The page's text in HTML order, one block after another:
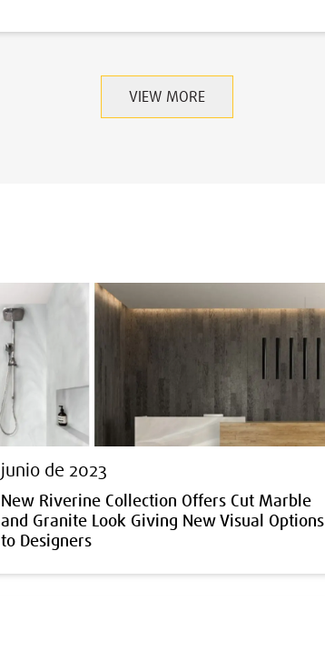
VIEW MORE
junio de 2023
New Riverine Collection Offers Cut Marble
and Granite Look Giving New Visual Options
to Designers